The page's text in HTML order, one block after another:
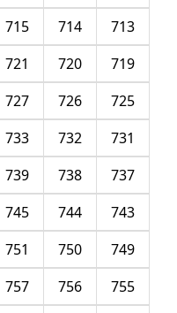
713
714
715
719
720
721
725
726
727
731
732
733
737
738
739
743
744
745
749
750
751
755
756
757